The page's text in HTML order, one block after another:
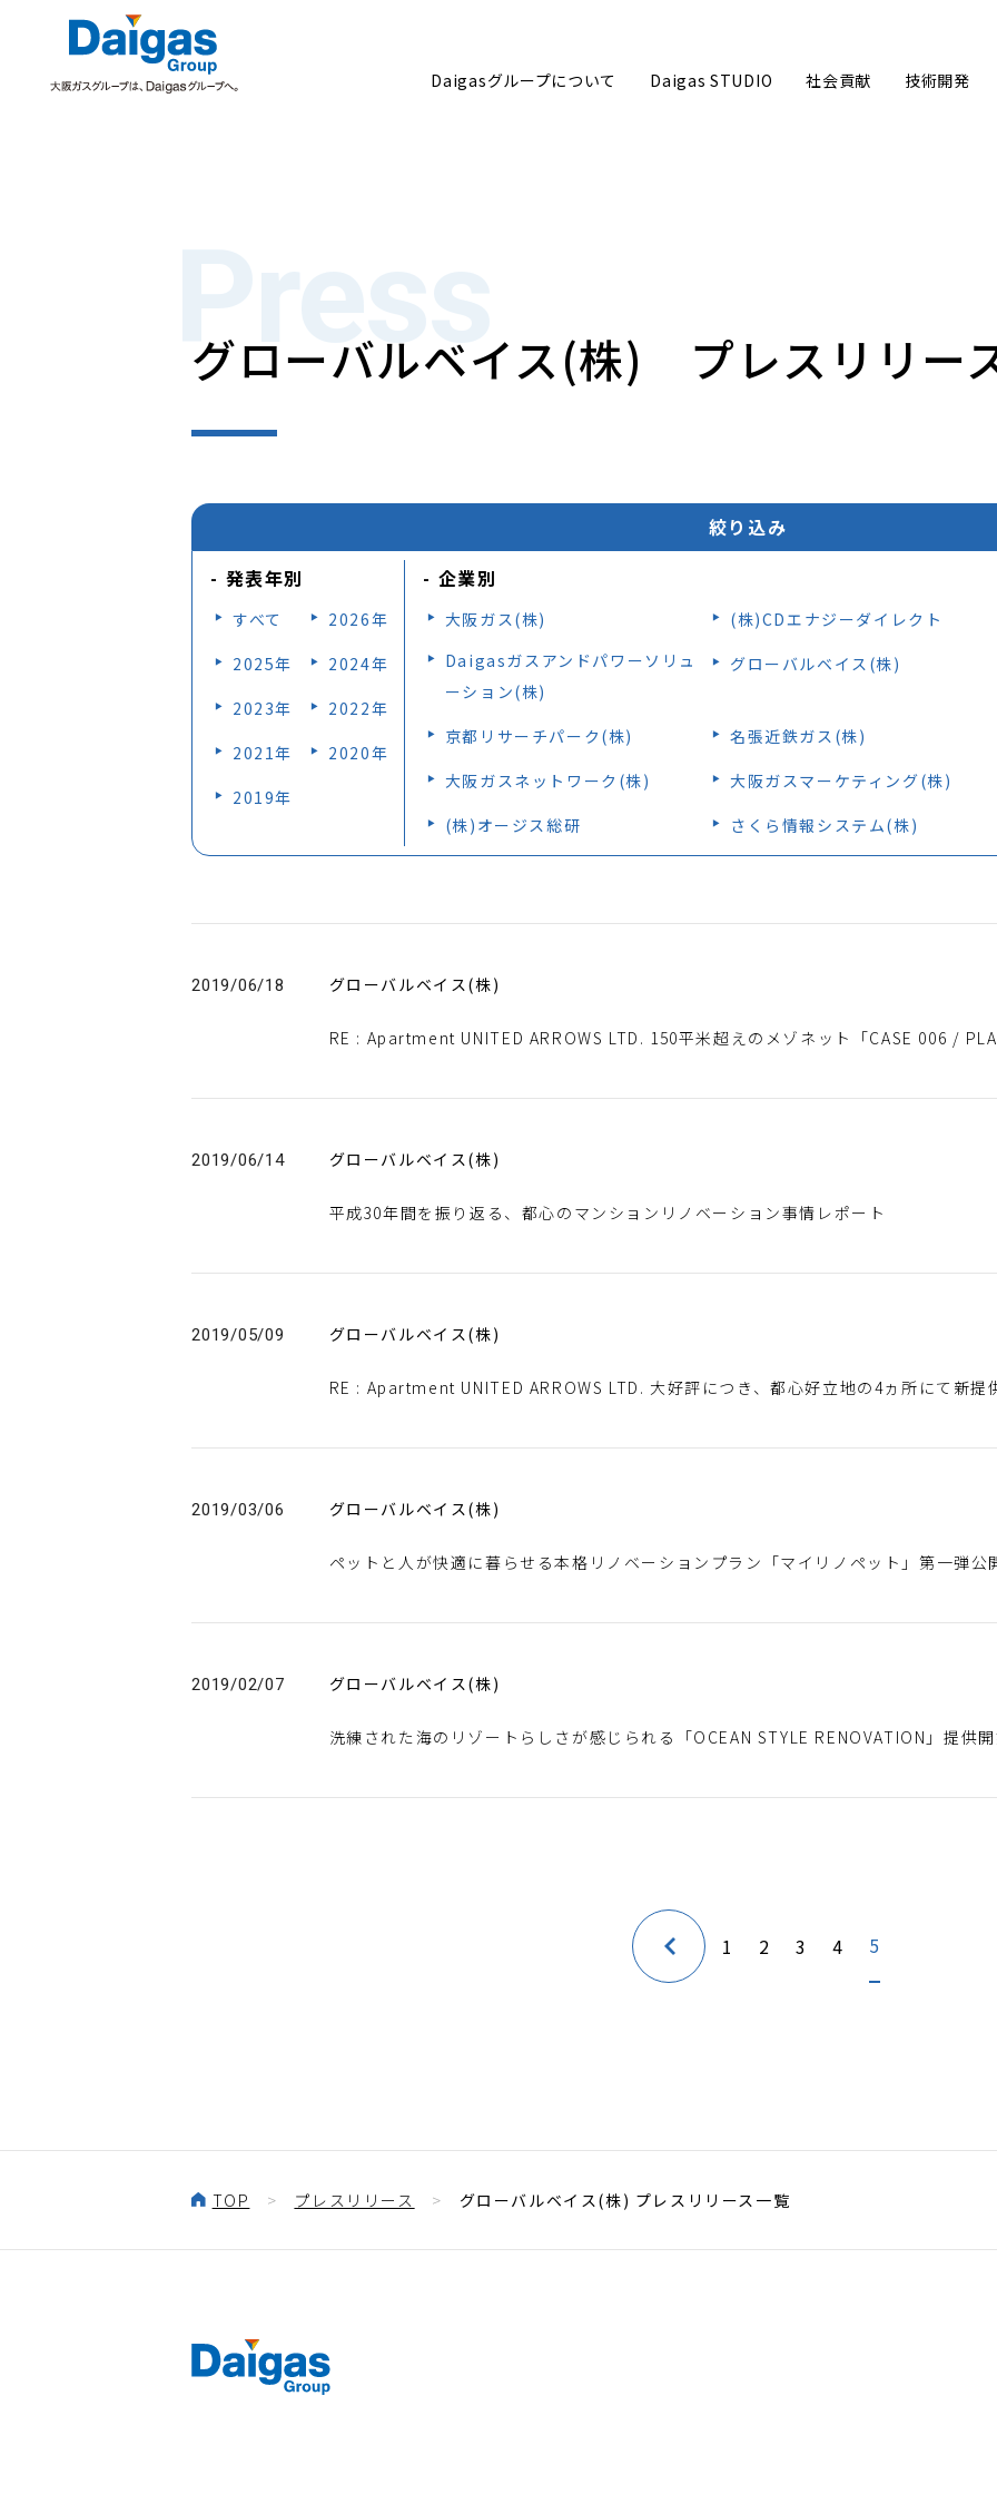
Daigasグループについて
事業内容 数字で見
『e-メタン』プロモーションサイト
Daigas STUDIO 社会貢献 技術開発
グローバルベイス(株) プレスリリー
Press
絞り込み
発表年別
すべて
2026年
2025年
2024年
2023年
2022年
2021年
2020年
2019年
企業別
大阪ガス(株)
(株)CDエナジーダイレクト
Daigasガスアンドパワーソリュ
ーション(株)
グローバルベイス(株)
京都リサーチパーク(株)
名張近鉄ガス(株)
大阪ガスネットワーク(株)
大阪ガスマーケティング(株)
(株)オージス総研
さくら情報システム(株)
2019/06/18 グローバルベイス(株)
RE : Apartment UNITED ARROWS LTD. 150平米超えのメゾネット「CASE 006 /
2019/06/14 グローバルベイス(株)
平成30年間を振り返る、都心のマンションリノベーション事情レポート
2019/05/09 グローバルベイス(株)
RE : Apartment UNITED ARROWS LTD. 大好評につき、都心好立地の4ヵ所にて新提
2019/03/06 グローバルベイス(株)
ペットと人が快適に暮らせる本格リノベーションプラン「マイリノペット」第一弾公
2019/02/07 グローバルベイス(株)
洗練された海のリゾートらしさが感じられる「OCEAN STYLE RENOVATION」提供
1 2 3 4 5
TOP プレスリリース グローバルベイス(株) プレスリリース一覧